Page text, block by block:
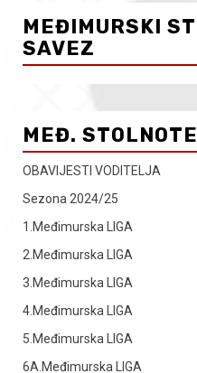
MEĐIMURSKI
SAVEZ
MEĐ.
OBAVIJESTI VODITELJA
Sezona 2024/25
1.Međimurska LIGA
2.Međimurska LIGA
3.Međimurska LIGA
4.Međimurska LIGA
5.Međimurska LIGA
6A.Međimurska LIGA